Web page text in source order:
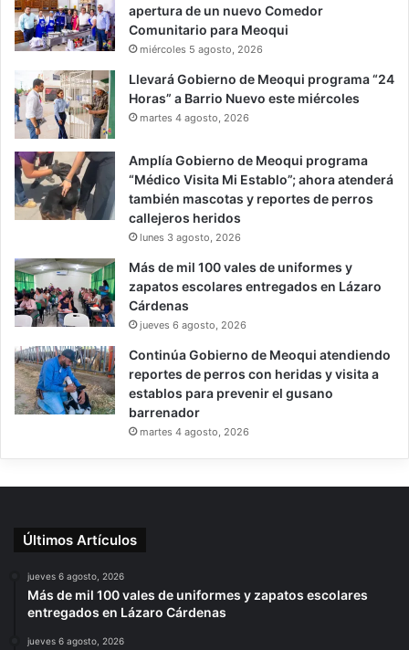
apertura de un nuevo Comedor
Comunitario para Meoqui
miércoles 5 agosto, 2026
Llevará Gobierno de Meoqui programa “24
Horas” a Barrio Nuevo este miércoles
martes 4 agosto, 2026
Amplía Gobierno de Meoqui programa
“Médico Visita Mi Establo”; ahora atenderá
también mascotas y reportes de perros
callejeros heridos
lunes 3 agosto, 2026
Más de mil 100 vales de uniformes y
zapatos escolares entregados en Lázaro
Cárdenas
jueves 6 agosto, 2026
Continúa Gobierno de Meoqui atendiendo
reportes de perros con heridas y visita a
establos para prevenir el gusano
barrenador
martes 4 agosto, 2026
Últimos Artículos
jueves 6 agosto, 2026
Más de mil 100 vales de uniformes y zapatos escolares
entregados en Lázaro Cárdenas
jueves 6 agosto, 2026